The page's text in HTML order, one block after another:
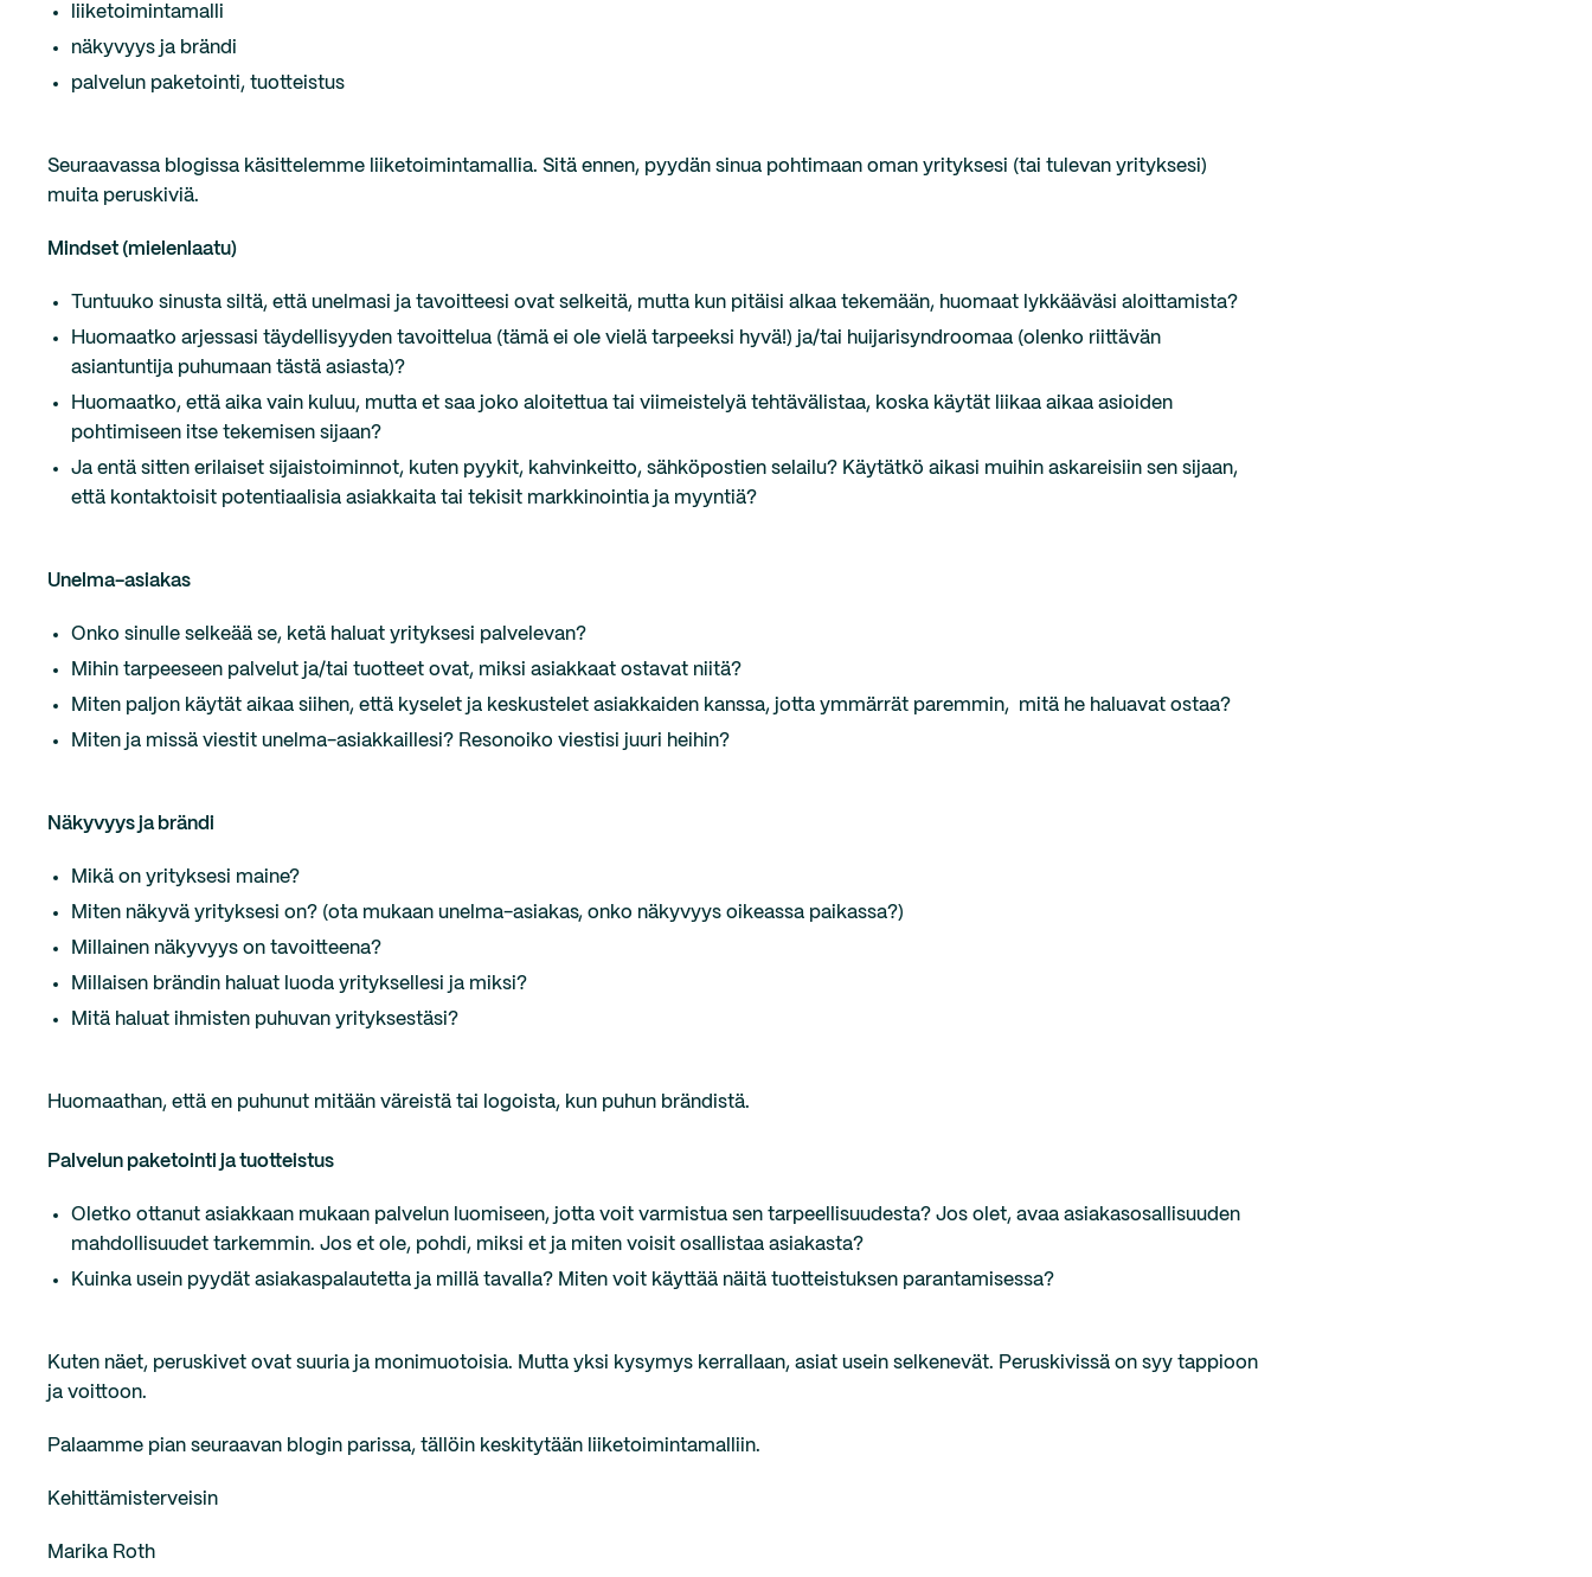
liiketoimintamalli
näkyvyys ja brändi
palvelun paketointi, tuotteistus
Seuraavassa blogissa käsittelemme liiketoimintamallia. Sitä ennen, pyydän sinua pohtimaan oman yrityksesi (tai tulevan yrityksesi)
muita peruskiviä.
Mindset (mielenlaatu)
Tuntuuko sinusta siltä, että unelmasi ja tavoitteesi ovat selkeitä, mutta kun pitäisi alkaa tekemään, huomaat lykkääväsi aloittamista?
Huomaatko arjessasi täydellisyyden tavoittelua (tämä ei ole vielä tarpeeksi hyvä!) ja/tai huijarisyndroomaa (olenko riittävän
asiantuntija puhumaan tästä asiasta)?
Huomaatko, että aika vain kuluu, mutta et saa joko aloitettua tai viimeistelyä tehtävälistaa, koska käytät liikaa aikaa asioiden
pohtimiseen itse tekemisen sijaan?
Ja entä sitten erilaiset sijaistoiminnot, kuten pyykit, kahvinkeitto, sähköpostien selailu? Käytätkö aikasi muihin askareisiin sen sijaan,
että kontaktoisit potentiaalisia asiakkaita tai tekisit markkinointia ja myyntiä?
Unelma-asiakas
Onko sinulle selkeää se, ketä haluat yrityksesi palvelevan?
Mihin tarpeeseen palvelut ja/tai tuotteet ovat, miksi asiakkaat ostavat niitä?
Miten paljon käytät aikaa siihen, että kyselet ja keskustelet asiakkaiden kanssa, jotta ymmärrät paremmin, mitä he haluavat ostaa?
Miten ja missä viestit unelma-asiakkaillesi? Resonoiko viestisi juuri heihin?
Näkyvyys ja brändi
Mikä on yrityksesi maine?
Miten näkyvä yrityksesi on? (ota mukaan unelma-asiakas, onko näkyvyys oikeassa paikassa?)
Millainen näkyvyys on tavoitteena?
Millaisen brändin haluat luoda yrityksellesi ja miksi?
Mitä haluat ihmisten puhuvan yrityksestäsi?
Huomaathan, että en puhunut mitään väreistä tai logoista, kun puhun brändistä.
Palvelun paketointi ja tuotteistus
Oletko ottanut asiakkaan mukaan palvelun luomiseen, jotta voit varmistua sen tarpeellisuudesta? Jos olet, avaa asiakasosallisuuden
mahdollisuudet tarkemmin. Jos et ole, pohdi, miksi et ja miten voisit osallistaa asiakasta?
Kuinka usein pyydät asiakaspalautetta ja millä tavalla? Miten voit käyttää näitä tuotteistuksen parantamisessa?
Kuten näet, peruskivet ovat suuria ja monimuotoisia. Mutta yksi kysymys kerrallaan, asiat usein selkenevät. Peruskivissä on syy tappioon
ja voittoon.
Palaamme pian seuraavan blogin parissa, tällöin keskitytään liiketoimintamalliin.
Kehittämisterveisin
Marika Roth